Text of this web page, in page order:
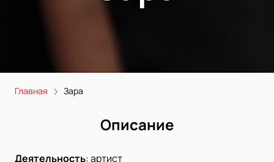
Главная Зара
Описание
Деятельность:артист